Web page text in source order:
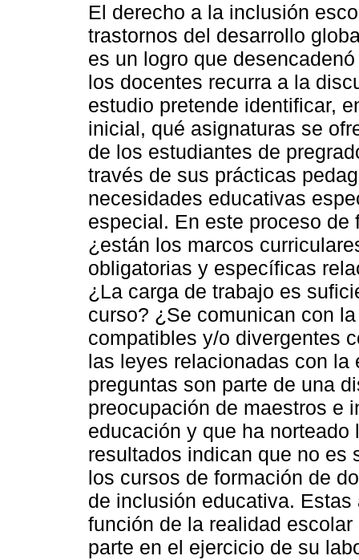
El derecho a la inclusión
trastornos del desarrollo
es un logro que
los docentes recurra a la
estudio pretende identificar,
inicial, qué asignaturas se
de los estudiantes de
través de sus prácticas
necesidades educativas
especial. En este proceso
¿están los marcos
obligatorias y específicas
¿La carga de trabajo es
curso? ¿Se comunican con
compatibles y/o divergentes
las leyes relacionadas con
preguntas son parte de una
preocupación de maestros e
educación y que ha
resultados indican que no es
los cursos de formación de
de inclusión educativa.
función de la realidad
parte en el ejercicio de su